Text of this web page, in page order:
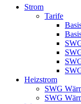
Strom
Tarife
Heizstrom
SWG
SWG